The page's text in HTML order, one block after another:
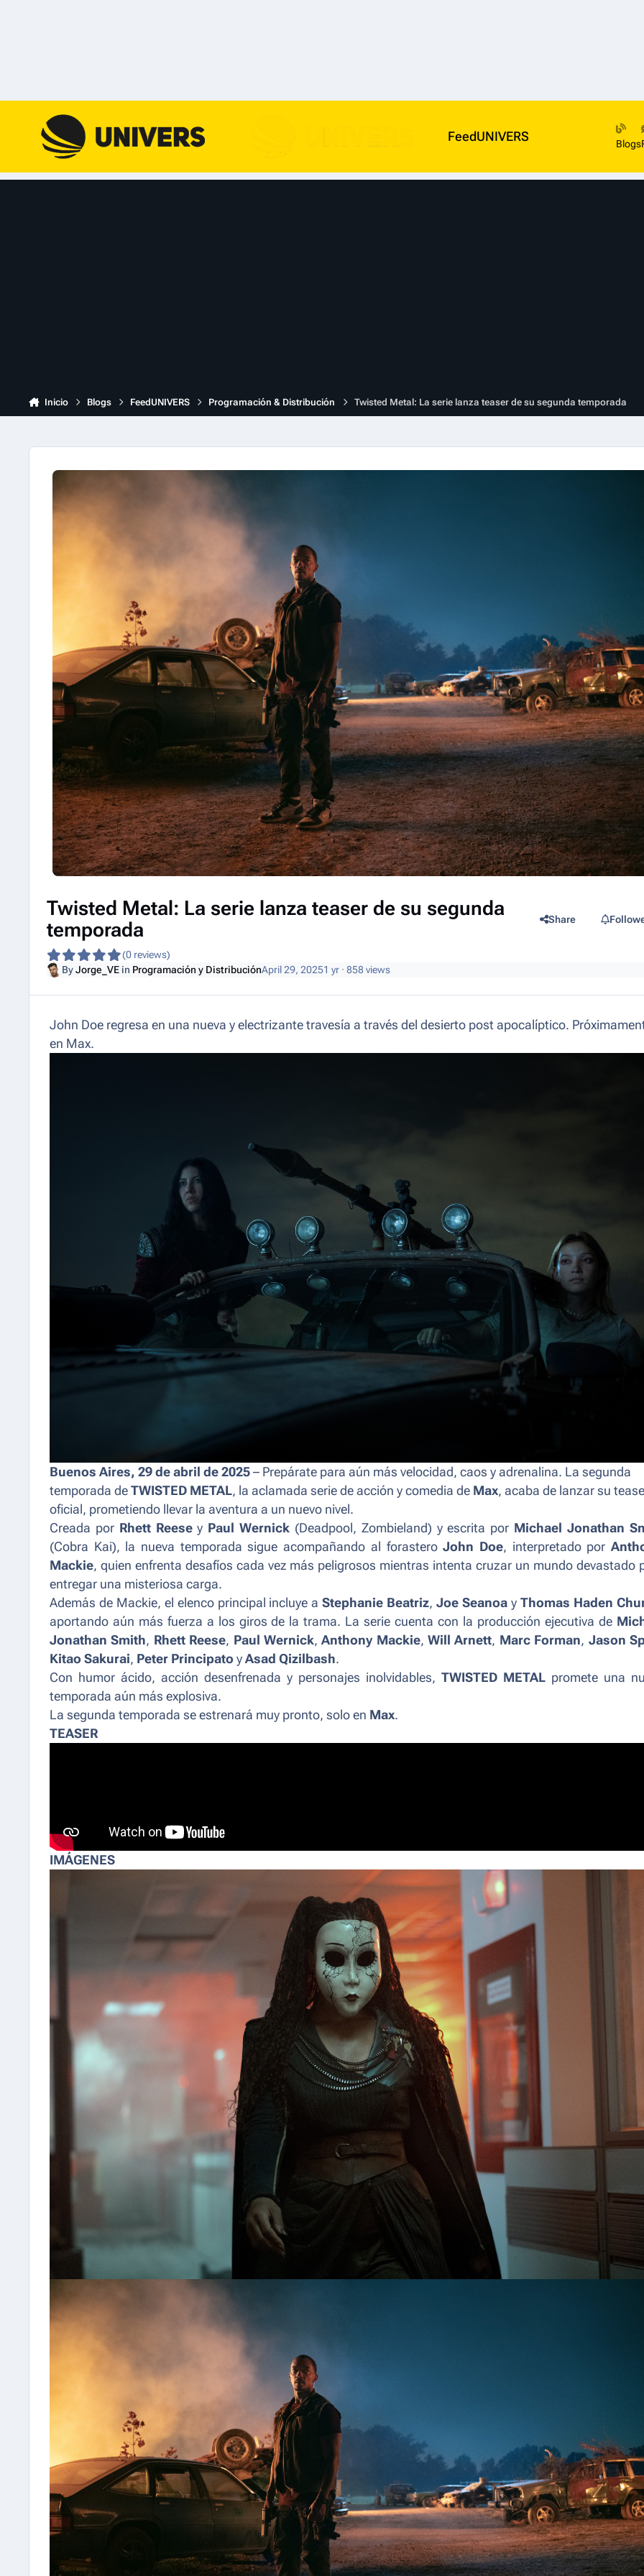
FeedUNIVERS Blogs
Inicio Blogs FeedUNIVERS Programación & Distribución Twisted Metal: La serie lanza teaser de su segunda temporada
Twisted Metal: La serie lanza teaser de su segunda
temporada
(0 reviews)
Share
ByJorge_VEin Programación y DistribuciónApril 29, 20251 yr· 858 views
John Doe regresa en una nueva y electrizante travesía a través del desierto post apocalíptico.
en Max.
Buenos Aires, 29 de abril de 2025 – Prepárate para aún más velocidad, caos y adrenalina. La segunda
temporada de TWISTED METAL, la aclamada serie de acción y comedia de Max, acaba de lanzar su
oficial, prometiendo llevar la aventura a un nuevo nivel.
Creada por Rhett Reesey Paul Wernick (Deadpool, Zombieland) y escrita por Michael Jonathan
(Cobra Kai), la nueva temporada sigue acompañando al forasteroJohn Doe, interpretado por
Mackie, quien enfrenta desafíos cada vez más peligrosos mientras intenta cruzar un mundo devastado
entregar una misteriosa carga.
Además de Mackie, el elenco principal incluye aStephanie Beatriz,Joe Seanoa y Thomas Haden
aportando aún más fuerza a los giros de la trama. La serie cuenta con la producción ejecutiva de
Jonathan Smith, Rhett Reese, Paul Wernick,Anthony Mackie, Will Arnett, Marc Forman, Jason
Kitao Sakurai, Peter Principato y Asad Qizilbash.
Con humor ácido, acción desenfrenada y personajes inolvidables, TWISTED METALpromete una
temporada aún más explosiva.
La segunda temporada se estrenará muy pronto, solo en Max.
TEASER
IMÁGENES